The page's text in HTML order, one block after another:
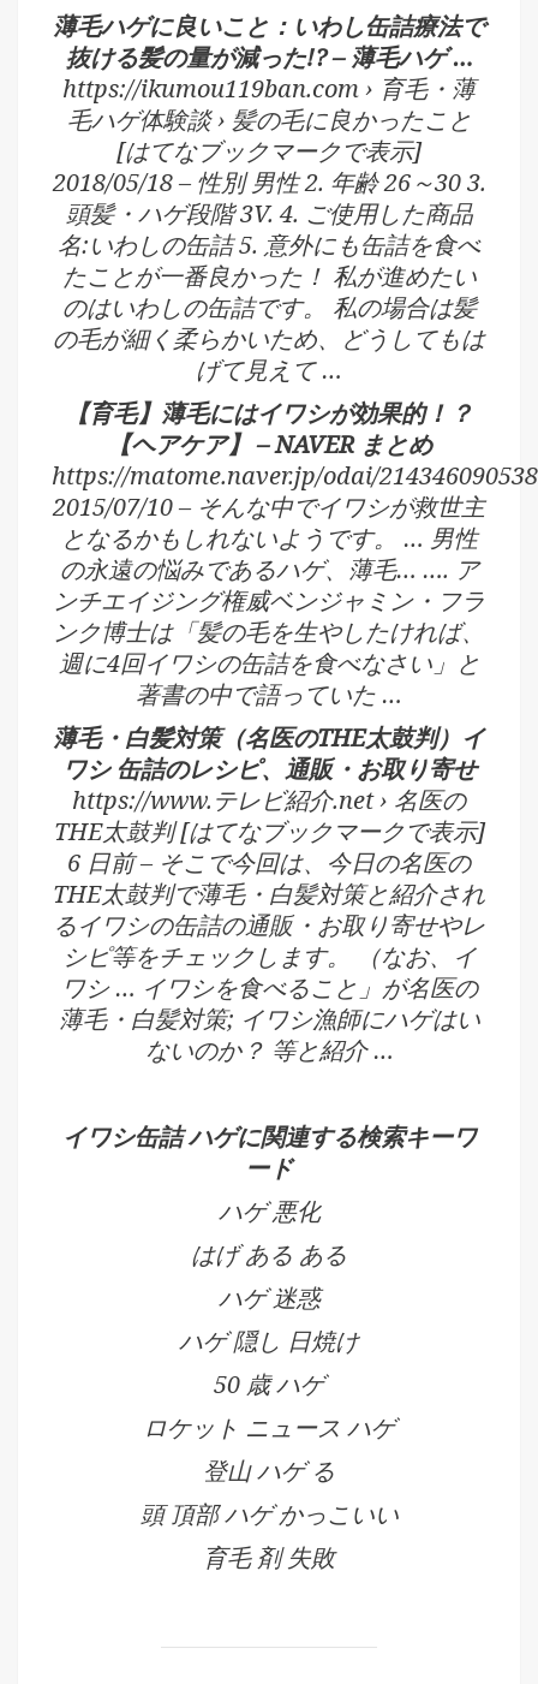
薄毛ハゲに良いこと：いわし缶詰療法で
抜ける髪の量が減った!? – 薄毛ハゲ …
https://ikumou119ban.com › 育毛・薄
毛ハゲ体験談 › 髪の毛に良かったこと
[はてなブックマークで表示]
2018/05/18 – 性別 男性 2. 年齢 26～30 3.
頭髪・ハゲ段階 3V. 4. ご使用した商品
名:いわしの缶詰 5. 意外にも缶詰を食べ
たことが一番良かった！ 私が進めたい
のはいわしの缶詰です。 私の場合は髪
の毛が細く柔らかいため、どうしてもは
げて見えて …
【育毛】薄毛にはイワシが効果的！？
【ヘアケア】 – NAVER まとめ
https://matome.naver.jp/odai/
2015/07/10 – そんな中でイワシが救世主
となるかもしれないようです。 … 男性
の永遠の悩みであるハゲ、薄毛… …. ア
ンチエイジング権威ベンジャミン・フラ
ンク博士は「髪の毛を生やしたければ、
週に4回イワシの缶詰を食べなさい」と
著書の中で語っていた …
薄毛・白髪対策（名医のTHE太鼓判）イ
ワシ 缶詰のレシピ、通販・お取り寄せ
https://www.テレビ紹介.net › 名医の
THE太鼓判 [はてなブックマークで表示]
6 日前 – そこで今回は、今日の名医の
THE太鼓判で薄毛・白髪対策と紹介され
るイワシの缶詰の通販・お取り寄せやレ
シピ等をチェックします。 （なお、イ
ワシ … イワシを食べること」が名医の
薄毛・白髪対策; イワシ漁師にハゲはい
ないのか？ 等と紹介 …
イワシ缶詰 ハゲに関連する検索キーワ
ード
ハゲ 悪化
はげ ある ある
ハゲ 迷惑
ハゲ 隠し 日焼け
50 歳 ハゲ
ロケット ニュース ハゲ
登山 ハゲ る
頭 頂部 ハゲ かっこいい
育毛 剤 失敗